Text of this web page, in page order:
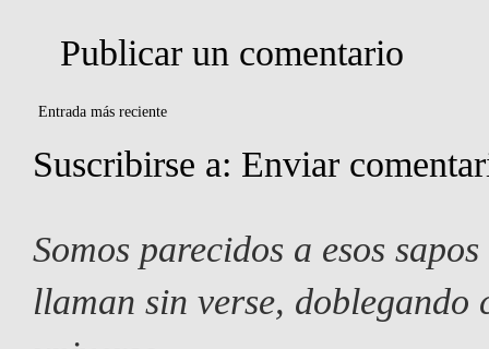
Publicar un comentario
Entrada más reciente
Suscribirse a: Enviar
Somos parecidos a esos
llaman sin verse,